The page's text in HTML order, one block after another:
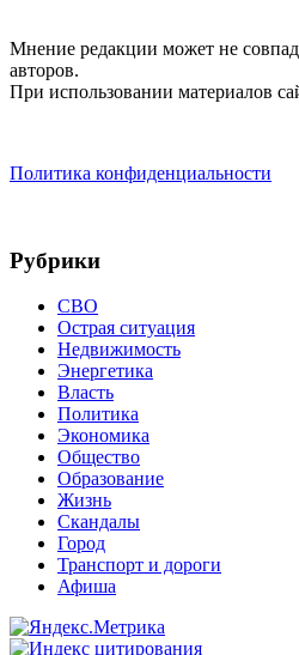
Мнение редакции может не
авторов.
При использовании материалов
Политика конфиденциальности
Рубрики
СВО
Острая ситуация
Недвижимость
Энергетика
Власть
Политика
Экономика
Общество
Образование
Жизнь
Скандалы
Город
Транспорт и дороги
Афиша